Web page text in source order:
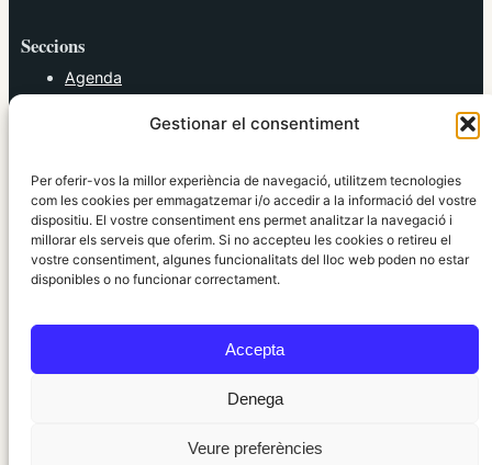
Gestionar el consentiment
Per oferir-vos la millor experiència de navegació, utilitzem tecnologies
com les cookies per emmagatzemar i/o accedir a la informació del vostre
dispositiu. El vostre consentiment ens permet analitzar la navegació i
millorar els serveis que oferim. Si no accepteu les cookies o retireu el
vostre consentiment, algunes funcionalitats del lloc web poden no estar
disponibles o no funcionar correctament.
Accepta
Denega
Veure preferències
Seccions
Agenda
Política
Societat
Tendències
elRidaura.com